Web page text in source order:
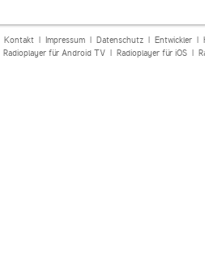
Kontakt| Impressum| Datenschutz| Entwickler|
Radioplayer für Android TV| Radioplayer für iOS|